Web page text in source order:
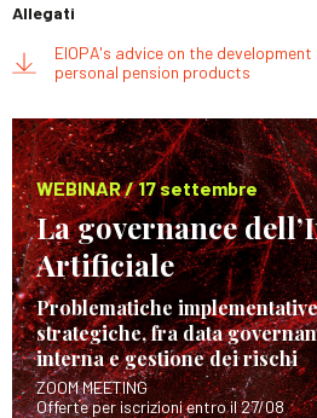
Allegati
EIOPA's advice on the
personal pension products
WEBINAR / 17 settembre
La governance
Artificiale
Problematiche
strategiche, fra data
interna e gestione dei rischi
ZOOM MEETING
Offerte per iscrizioni entro il 27/08